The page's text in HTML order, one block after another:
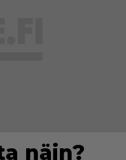
näin?